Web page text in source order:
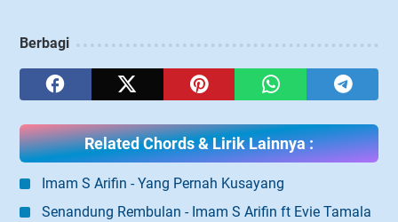
Berbagi
Related Chords & Lirik Lainnya :
Imam S Arifin - Yang Pernah Kusayang
Senandung Rembulan - Imam S Arifin ft Evie Tamala